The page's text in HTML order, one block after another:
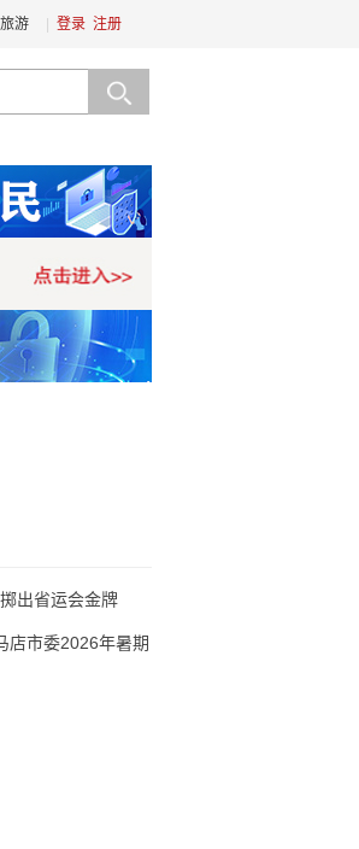
登录 注册
旅游
出省运会金牌
店市委2026年暑期